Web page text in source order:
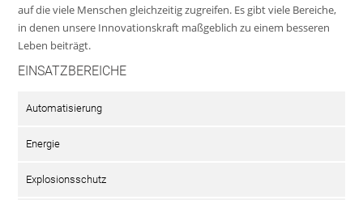
auf die viele Menschen gleichzeitig zugreifen. Es gibt viele Bereiche,
in denen unsere Innovationskraft maßgeblich zu einem besseren
Leben beiträgt.
EINSATZBEREICHE
Automatisierung
Energie
Explosionsschutz